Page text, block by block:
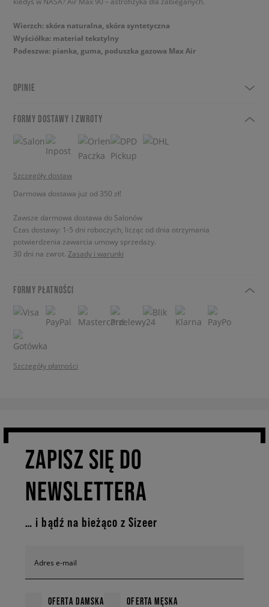
Wierzch: skóra naturalna, skóra syntetyczna
Wyściółka: materiał tekstylny
Podeszwa: pianka, guma, poduszka gazowa Max Air
OPINIE
FORMY DOSTAWY I ZWROTY
Szczegóły dostaw
Darmowa dostawa już od 350 zł!
Zawsze darmowa dostawa do Salonów
Czas dostawy: 1-5 dni roboczych, licząc od dnia otrzymania
potwierdzenia zawarcia umowy sprzedaży.
30 dni na zwrot. Zasady i warunki
FORMY PŁATNOŚCI
Szczegóły płatności
ZAPISZ SIĘ DO
NEWSLETTERA
… i bądź na bieżąco z Sizeer
Adres e-mail
OFERTA DAMSKA OFERTA MĘSKA